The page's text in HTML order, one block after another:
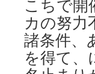
こちで開
カの努力
諸条件、
を得て、